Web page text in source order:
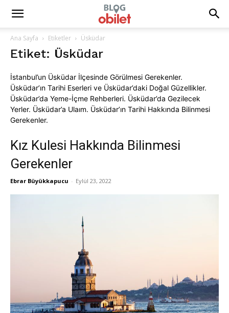
Ana Sayfa Etiketler Üsküdar
Etiket: Üsküdar
İstanbul’un Üsküdar İlçesinde Görülmesi Gerekenler.
Üsküdar’ın Tarihi Eserleri ve Üsküdar’daki Doğal Güzellikler.
Üsküdar’da Yeme-İçme Rehberleri. Üsküdar’da Gezilecek
Yerler. Üsküdar’a Ulaım. Üsküdar’ın Tarihi Hakkında Bilinmesi
Gerekenler.
Kız Kulesi Hakkında Bilinmesi
Gerekenler
Ebrar Büyükkapucu - Eylül 23, 2022